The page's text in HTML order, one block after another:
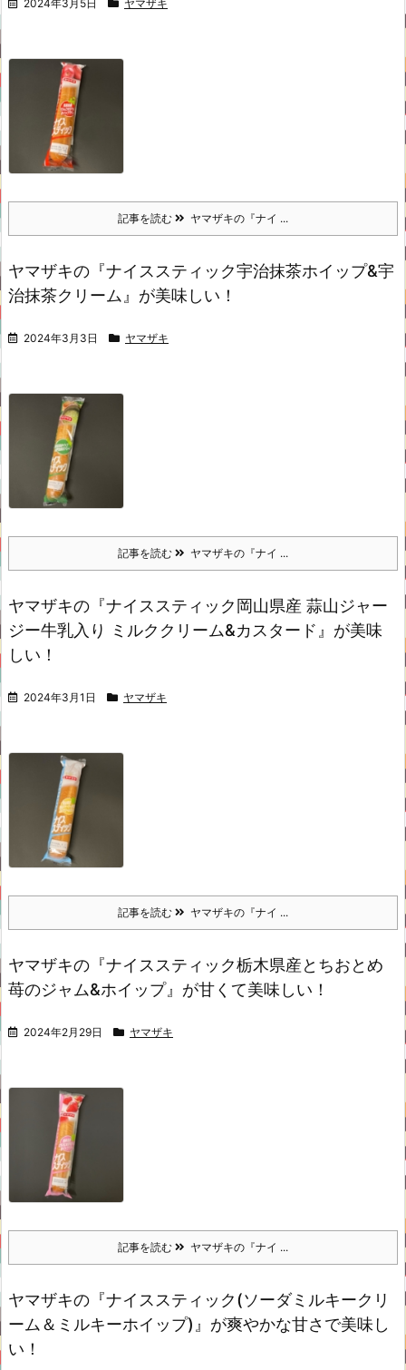
2024年3月5日 ヤマザキ
記事を読む ヤマザキの『ナイ ...
ヤマザキの『ナイススティック宇治抹茶ホイップ&宇
治抹茶クリーム』が美味しい！
2024年3月3日 ヤマザキ
記事を読む ヤマザキの『ナイ ...
ヤマザキの『ナイススティック岡山県産 蒜山ジャー
ジー牛乳入り ミルククリーム&カスタード』が美味
しい！
2024年3月1日 ヤマザキ
記事を読む ヤマザキの『ナイ ...
ヤマザキの『ナイススティック栃木県産とちおとめ
苺のジャム&ホイップ』が甘くて美味しい！
2024年2月29日 ヤマザキ
記事を読む ヤマザキの『ナイ ...
ヤマザキの『ナイススティック(ソーダミルキークリ
ーム＆ミルキーホイップ)』が爽やかな甘さで美味し
い！